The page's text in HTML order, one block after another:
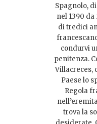
Spagnolo,
nel 1390
di tredici
condurvi
penitenza.
Villacreces,
Paese lo
Regola
trova la